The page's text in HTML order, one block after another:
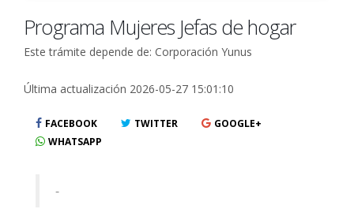
Programa Mujeres Jefas de hogar
Este trámite depende de: Corporación Yunus
Última actualización 2026-05-27 15:01:10
FACEBOOK TWITTER
GOOGLE+
WHATSAPP
-